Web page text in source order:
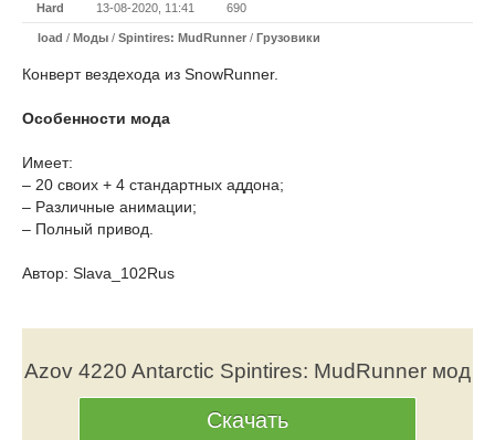
Hard 13-08-2020, 11:41 690
load / Моды / Spintires: MudRunner / Грузовики
Конверт вездехода из SnowRunner.
Особенности мода
Имеет:
– 20 своих + 4 стандартных аддона;
– Различные анимации;
– Полный привод.
Автор: Slava_102Rus
Azov 4220 Antarctic Spintires: MudRunner мод
Скачать